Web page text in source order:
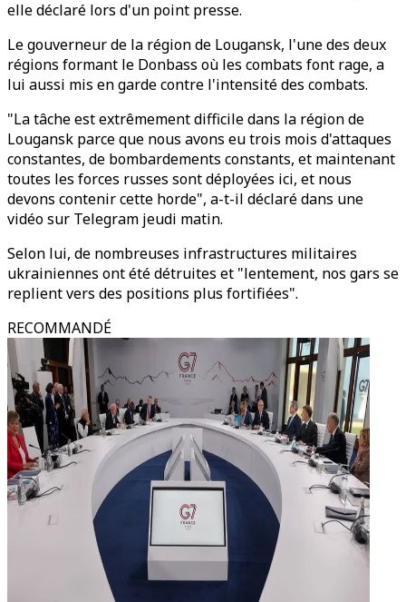
elle déclaré lors d'un point presse.
Le gouverneur de la région de Lougansk, l'une des deux
régions formant le Donbass où les combats font rage, a
lui aussi mis en garde contre l'intensité des combats.
"La tâche est extrêmement difficile dans la région de
Lougansk parce que nous avons eu trois mois d'attaques
constantes, de bombardements constants, et maintenant
toutes les forces russes sont déployées ici, et nous
devons contenir cette horde", a-t-il déclaré dans une
vidéo sur Telegram jeudi matin.
Selon lui, de nombreuses infrastructures militaires
ukrainiennes ont été détruites et "lentement, nos gars se
replient vers des positions plus fortifiées".
RECOMMANDÉ